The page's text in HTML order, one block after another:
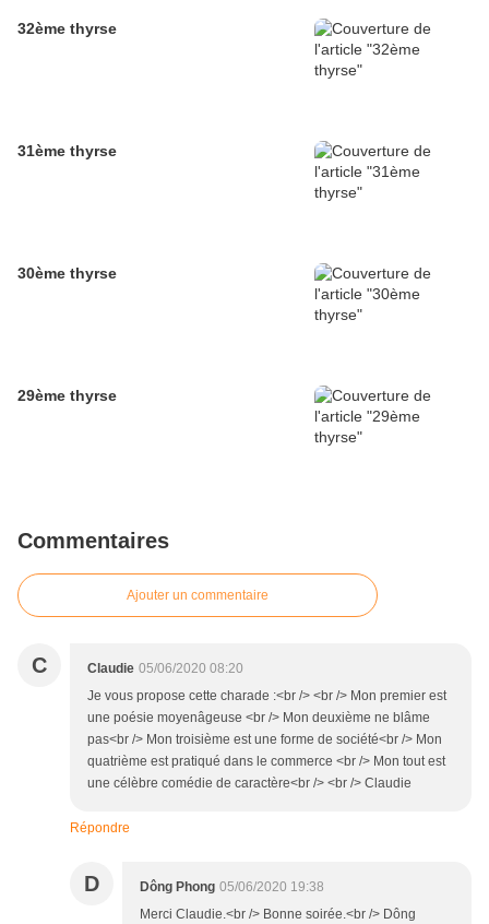
32ème thyrse
31ème thyrse
30ème thyrse
29ème thyrse
Commentaires
Ajouter un commentaire
C Claudie 05/06/2020 08:20
Je vous propose cette charade :<br /> <br /> Mon premier est
une poésie moyenâgeuse <br /> Mon deuxième ne blâme
pas<br /> Mon troisième est une forme de société<br /> Mon
quatrième est pratiqué dans le commerce <br /> Mon tout est
une célèbre comédie de caractère<br /> <br /> Claudie
Répondre
D Dông Phong 05/06/2020 19:38
Merci Claudie.<br /> Bonne soirée.<br /> Dông